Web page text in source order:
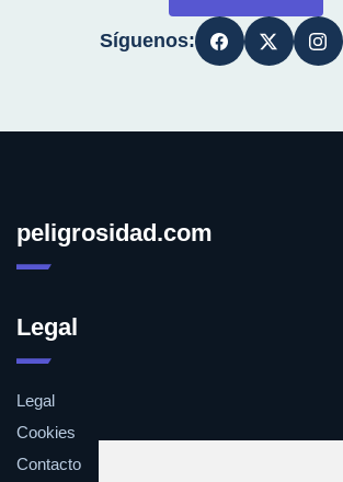
Síguenos:
peligrosidad.com
Legal
Legal
Cookies
Contacto